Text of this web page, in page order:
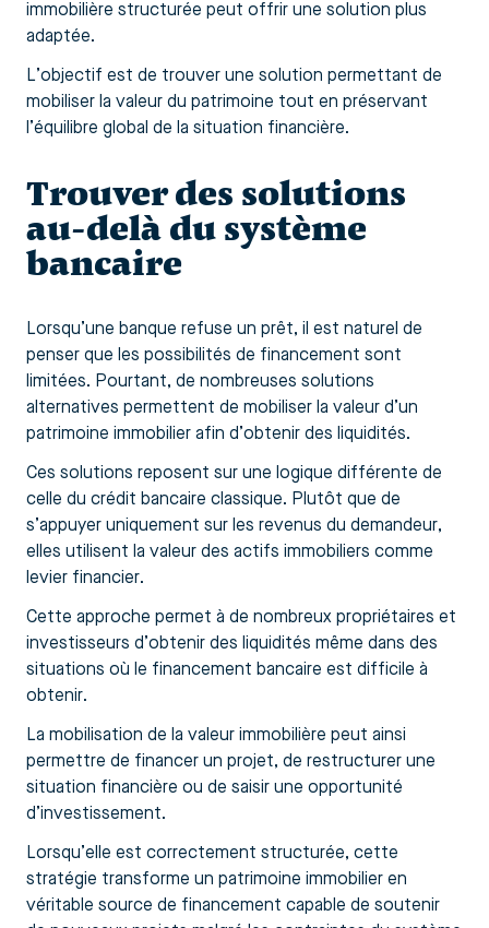
immobilière structurée peut offrir une solution plus
adaptée.
L’objectif est de trouver une solution permettant de
mobiliser la valeur du patrimoine tout en préservant
l’équilibre global de la situation financière.
Trouver des solutions
au-delà du système
bancaire
Lorsqu’une banque refuse un prêt, il est naturel de
penser que les possibilités de financement sont
limitées. Pourtant, de nombreuses solutions
alternatives permettent de mobiliser la valeur d’un
patrimoine immobilier afin d’obtenir des liquidités.
Ces solutions reposent sur une logique différente de
celle du crédit bancaire classique. Plutôt que de
s’appuyer uniquement sur les revenus du demandeur,
elles utilisent la valeur des actifs immobiliers comme
levier financier.
Cette approche permet à de nombreux propriétaires et
investisseurs d’obtenir des liquidités même dans des
situations où le financement bancaire est difficile à
obtenir.
La mobilisation de la valeur immobilière peut ainsi
permettre de financer un projet, de restructurer une
situation financière ou de saisir une opportunité
d’investissement.
Lorsqu’elle est correctement structurée, cette
stratégie transforme un patrimoine immobilier en
véritable source de financement capable de soutenir